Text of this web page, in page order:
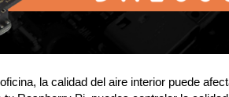
la calidad del aire interior puede